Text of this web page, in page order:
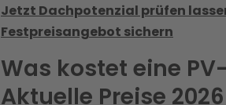
Jetzt Dachpotenzial prüfen
Festpreisangebot sichern
Was kostet eine
Aktuelle Preise 2026